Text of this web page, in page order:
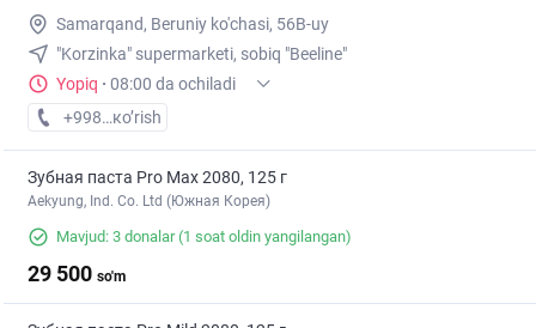
Samarqand, Beruniy ko'chasi, 56B-uy
"Korzinka" supermarketi, sobiq "Beeline"
Yopiq · 08:00 da ochiladi
+998 (95) XXX-XX-XX
кo’rish
Зубная паста Pro Max 2080, 125 г
Aekyung, Ind. Co. Ltd (Южная Корея)
Mavjud: 3 donalar(1 soat oldin yangilangan)
29 500 so'm